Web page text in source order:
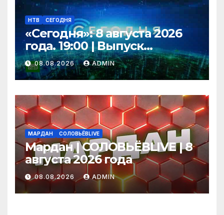
НТВ СЕГОДНЯ
«Сегодня»: 8 августа 2026
года. 19:00 | Выпуск
новостей | Новости НТВ
08.08.2026 ADMIN
МАРДАН СОЛОВЬЁВLIVE
Мардан | СОЛОВЬЁВLIVE | 8
августа 2026 года
08.08.2026 ADMIN